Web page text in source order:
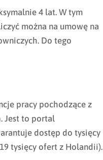
4 lat. W tym
można na umowę na
Do tego
pracy pochodzące z
Jest to portal
dostęp do tysięcy
tysięcy ofert z Holandii).